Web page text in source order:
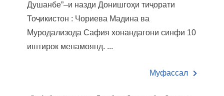
Душанбе”–и назди Донишгоҳи тиҷорати
Тоҷикистон : Чориева Мадина ва
Муродализода Сафия хонандагони синфи 10
иштирок менамоянд. ...
Муфассал